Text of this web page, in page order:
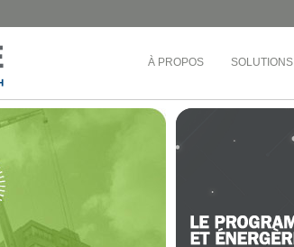
À PROPOS SOLUTIONS
Ouest
Pinel
Laurent
Appalaches
Notre-Dame
ÉDUCATION
CS de Sorel-Tracy
CS English-Montréal